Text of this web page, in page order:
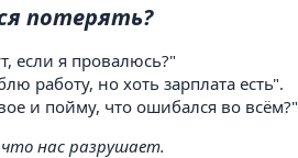
потерять?
если я провалюсь?"
работу, но хоть зарплата есть".
и пойму, что ошибался во всём?"
нас разрушает.